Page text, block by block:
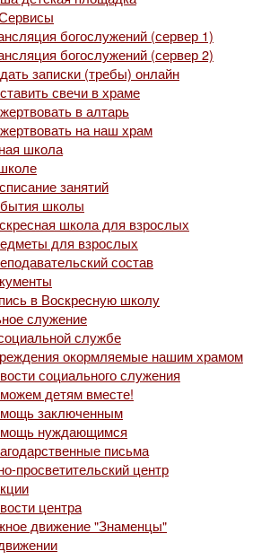
богослужений (сервер 1)
богослужений (сервер 2)
записки (требы) онлайн
свечи в храме
в алтарь
на наш храм
школа
занятий
школы
школа для взрослых
для взрослых
состав
в Воскресную школу
служение
службе
окормляемые нашим храмом
социального служения
детям вместе!
заключенным
нуждающимся
письма
просветительский центр
центра
движение "Знаменцы"